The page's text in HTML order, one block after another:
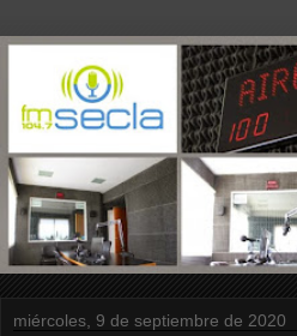
miércoles, 9 de septiembre de 2020